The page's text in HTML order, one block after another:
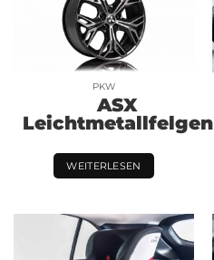
PKW
ASX
Leichtmetallfelgen
WEITERLESEN